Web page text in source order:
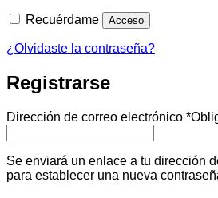
Recuérdame Acceso
¿Olvidaste la contraseña?
Registrarse
Dirección de correo electrónico *
Se enviará un enlace a tu dirección
para establecer una nueva